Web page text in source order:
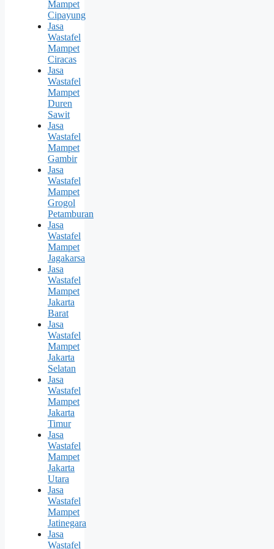
Mampet
Cipayung
Jasa
Wastafel
Mampet
Ciracas
Jasa
Wastafel
Mampet
Duren
Sawit
Jasa
Wastafel
Mampet
Gambir
Jasa
Wastafel
Mampet
Grogol
Petamburan
Jasa
Wastafel
Mampet
Jagakarsa
Jasa
Wastafel
Mampet
Jakarta
Barat
Jasa
Wastafel
Mampet
Jakarta
Selatan
Jasa
Wastafel
Mampet
Jakarta
Timur
Jasa
Wastafel
Mampet
Jakarta
Utara
Jasa
Wastafel
Mampet
Jatinegara
Jasa
Wastafel